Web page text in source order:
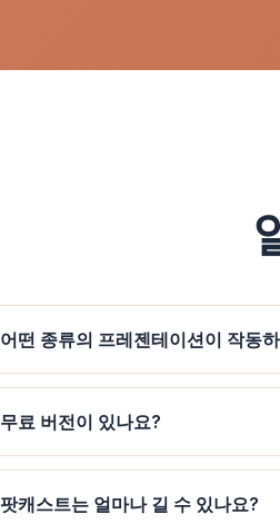
어떤 종류의 프레젠테이션이 작동
무료 버전이 있나요?
팟캐스트는 얼마나 길 수 있나요?